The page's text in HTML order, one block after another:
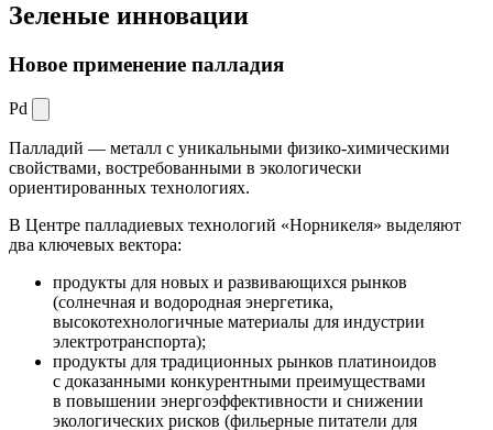
Зеленые инновации
Новое применение палладия
Pd
Палладий — металл с уникальными физико-химическими
свойствами, востребованными в экологически
ориентированных технологиях.
В Центре палладиевых технологий «Норникеля» выделяют
два ключевых вектора:
продукты для новых и развивающихся рынков
(солнечная и водородная энергетика,
высокотехнологичные материалы для индустрии
электротранспорта);
продукты для традиционных рынков платиноидов
с доказанными конкурентными преимуществами
в повышении энергоэффективности и снижении
экологических рисков (фильерные питатели для